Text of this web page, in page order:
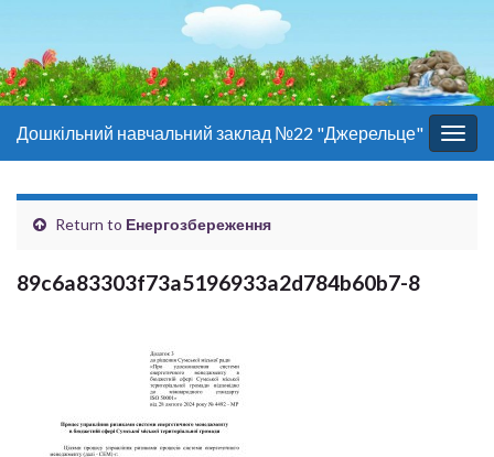
Дошкільний навчальний заклад №22 "Джерельце"
Return to Енергозбереження
89c6a83303f73a5196933a2d784b60b7-8